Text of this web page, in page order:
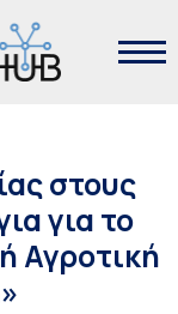
στους
για το
Αγροτική